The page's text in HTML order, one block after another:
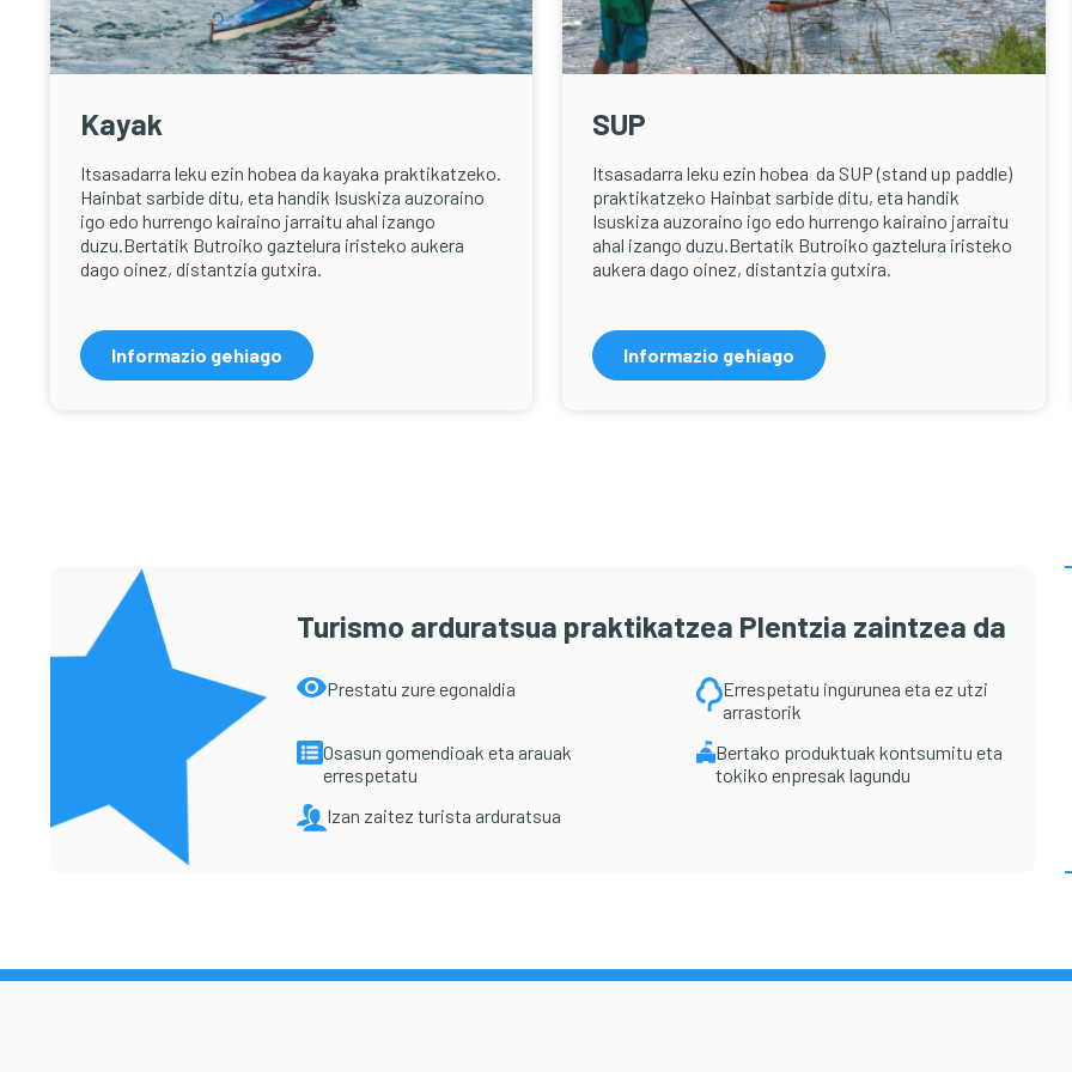
Kayak
Itsasadarra leku ezin hobea da kayaka praktikatzeko.
Hainbat sarbide ditu, eta handik Isuskiza auzoraino
igo edo hurrengo kairaino jarraitu ahal izango
duzu.Bertatik Butroiko gaztelura iristeko aukera
dago oinez, distantzia gutxira.
Informazio gehiago
SUP
Itsasadarra leku ezin hobea da SUP (stand up paddle)
praktikatzeko Hainbat sarbide ditu, eta handik
Isuskiza auzoraino igo edo hurrengo kairaino jarraitu
ahal izango duzu.Bertatik Butroiko gaztelura iristeko
aukera dago oinez, distantzia gutxira.
Informazio gehiago
Turismo arduratsua praktikatzea Plentzia zaintzea da
Prestatu zure egonaldia
Errespetatu ingurunea eta ez utzi
arrastorik
Osasun gomendioak eta arauak
errespetatu
Bertako produktuak kontsumitu eta
tokiko enpresak lagundu
Izan zaitez turista arduratsua